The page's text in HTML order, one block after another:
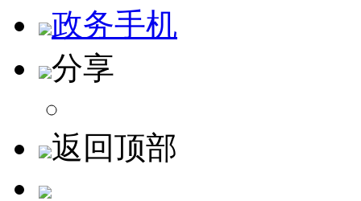
政务手机
分享
返回顶部